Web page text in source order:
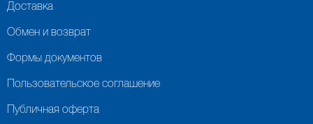
Доставка
Обмен и возврат
Формы документов
Пользовательское соглашение
Публичная оферта